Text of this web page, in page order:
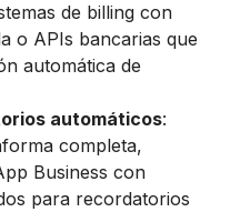
de billing con
o APIs bancarias que
automática de
automáticos:
completa,
Business con
para recordatorios